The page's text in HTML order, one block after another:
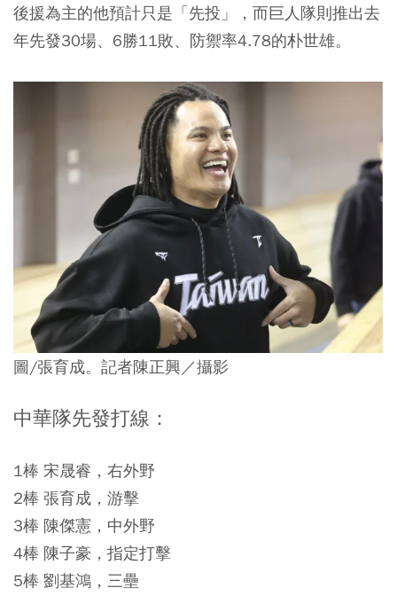
後援為主的他預計只是「先投」，而巨人隊則推出去
年先發30場、6勝11敗、防禦率4.78的朴世雄。
圖/張育成。記者陳正興／攝影
中華隊先發打線：
1棒 宋晟睿，右外野
2棒 張育成，游擊
3棒 陳傑憲，中外野
4棒 陳子豪，指定打擊
5棒 劉基鴻，三壘